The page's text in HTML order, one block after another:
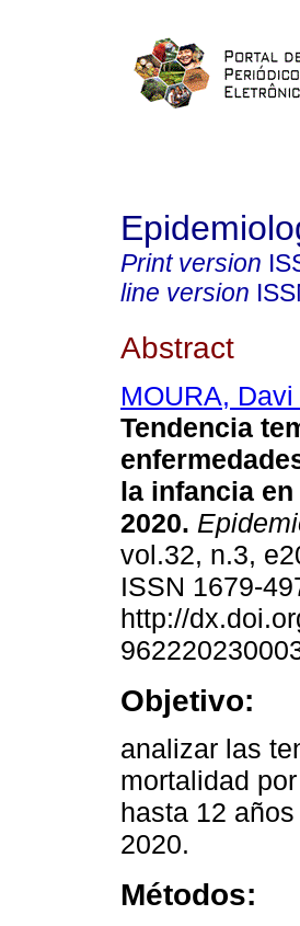
Print version
line version
Abstract
MOURA,
Tendencia
la infancia
2020.
vol.32, n.3,
ISSN 1679-
http://
Objetivo:
analizar las
mortalidad
hasta 12
2020.
Métodos: